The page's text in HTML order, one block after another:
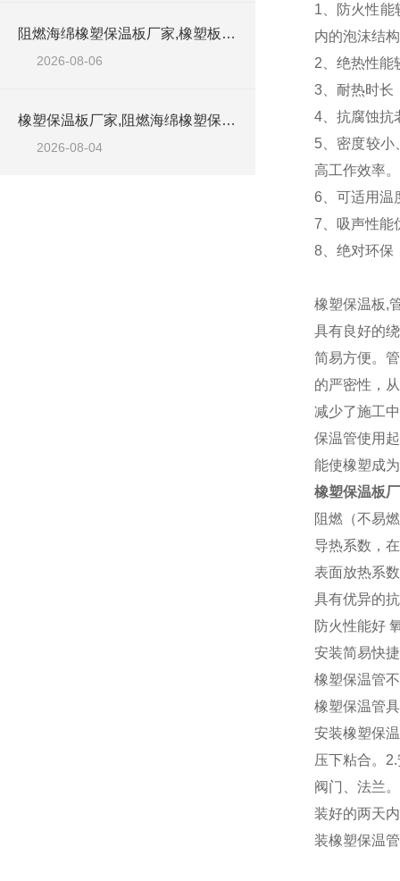
阻燃海绵橡塑保温板厂家,橡塑板厂家销售点
2026-08-06
橡塑保温板厂家,阻燃海绵橡塑保温板厂家出售
2026-08-04
1、防火性
内的泡沫结
2、绝热性能
3、耐热时长
4、抗腐蚀抗
5、密度较小
高工作效率。
6、可适用温
7、吸声性能
8、绝对环保
橡塑保温板,
具有良好的
简易方便。
的严密性，
减少了施工
保温管使用
能使橡塑成
橡塑保温板
阻燃（不易
导热系数，
表面放热系
具有优异的
防火性能好
安装简易快捷
橡塑保温管
橡塑保温管
安装橡塑保
压下粘合。
阀门、法兰
装好的两天
装橡塑保温